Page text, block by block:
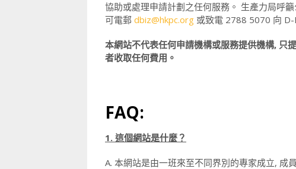
協助或處理申請計劃之任何服務。 生產力局呼
可電郵 dbiz@hkpc.org 或致電 2788 5070 向 D-
本網站不代表任何申請機構或服務提供機構, 只
者收取任何費用。
FAQ:
1. 這個網站是什麼？
A. 本網站是由一班來至不同界別的專家成立, 成